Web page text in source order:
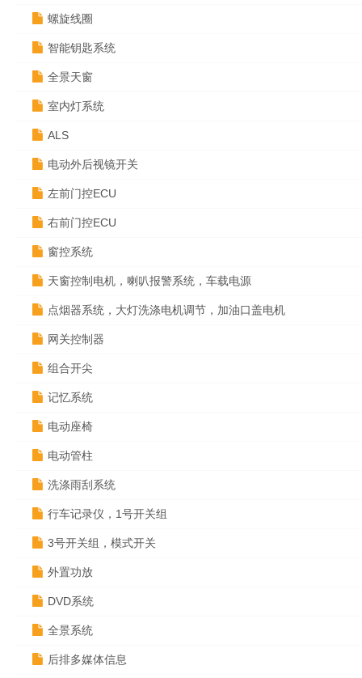
螺旋线圈
智能钥匙系统
全景天窗
室内灯系统
ALS
电动外后视镜开关
左前门控ECU
右前门控ECU
窗控系统
天窗控制电机，喇叭报警系统，车载电源
点烟器系统，大灯洗涤电机调节，加油口盖电机
网关控制器
组合开尖
记忆系统
电动座椅
电动管柱
洗涤雨刮系统
行车记录仪，1号开关组
3号开关组，模式开关
外置功放
DVD系统
全景系统
后排多媒体信息